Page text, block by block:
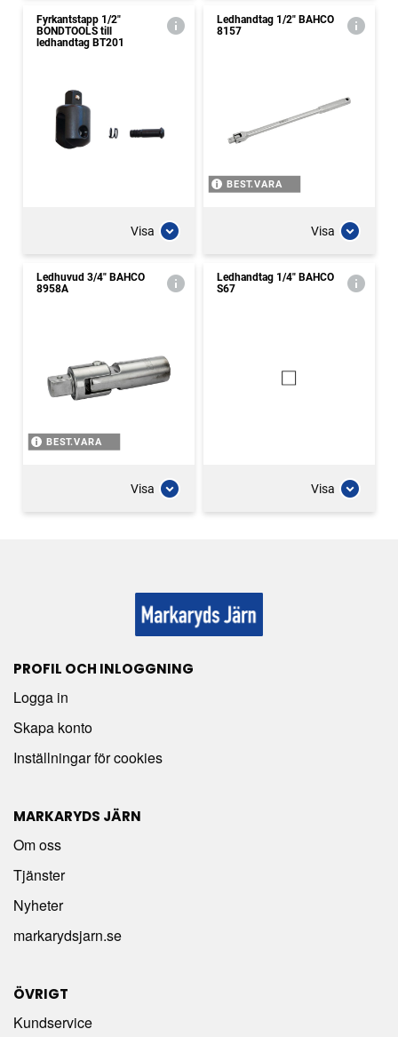
Fyrkantstapp 1/2"
BONDTOOLS till
ledhandtag BT201
Visa
Ledhandtag 1/2" BAHCO
8157
BEST.VARA
Visa
Ledhuvud 3/4" BAHCO
8958A
BEST.VARA
Visa
Ledhandtag 1/4" BAHCO
S67
Visa
PROFIL OCH INLOGGNING
Logga in
Skapa konto
Inställningar för cookies
MARKARYDS JÄRN
Om oss
Tjänster
Nyheter
markarydsjarn.se
ÖVRIGT
Kundservice